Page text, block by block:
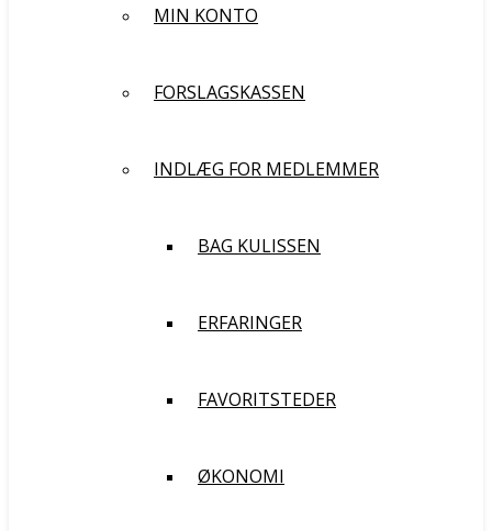
MIN KONTO
FORSLAGSKASSEN
INDLÆG FOR MEDLEMMER
BAG KULISSEN
ERFARINGER
FAVORITSTEDER
ØKONOMI